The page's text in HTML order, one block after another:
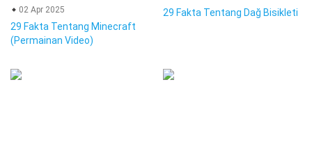
02 Apr 2025
29 Fakta Tentang Minecraft
(Permainan Video)
29 Fakta Tentang Dağ Bisikleti